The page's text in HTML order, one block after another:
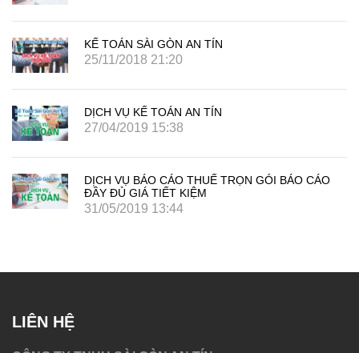
KẾ TOÁN SÀI GÒN AN TÍN
25/11/2018 21:20
DỊCH VỤ KẾ TOÁN AN TÍN
27/04/2019 15:38
DỊCH VỤ BÁO CÁO THUẾ TRỌN GÓI BÁO CÁO
ĐẦY ĐỦ GIÁ TIẾT KIỆM
31/05/2019 13:44
LIÊN HỆ